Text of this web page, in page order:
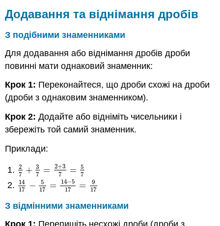
Додавання та віднімання дробів
З подібними знаменниками
Для додавання або віднімання дробів дроби
повинні мати однаковий знаменник:
Крок 1: Переконайтеся, що дроби схожі на дроби
(дроби з однаковим знаменником).
Крок 2: Додайте або відніміть чисельники і
збережіть той самий знаменник.
Приклади:
2
7 + 3
7 = 2+3
7
= 5
7
27+ 37 =2 +37 =5 7
14
17
−
5
17
= 14−5
17
=
9
17
14 17 −5 17 =14− 517=
З відмінними знаменниками
Крок 1: Перепишіть несхожі дроби (дроби з